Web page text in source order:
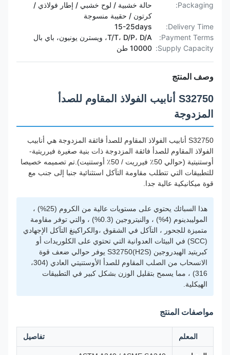
Packaging:
حالة خشبية / لوح خشبي / إطار فولاذي /
كرتون / حقيبة منسوجة
Delivery Time:
15-25days
Payment Terms:
T/T، D/P، D/A، ويسترن يونيون، باي بال
Supply Capacity:
10000 طن
وصف المنتج
S32750 أنابيب الفولاذ المقاوم للصدأ
المزدوجة
S32750 أنابيب الفولاذ المقاوم للصدأ فائقة المزدوجة هي أنابيب
الفولاذ المقاوم للصدأ فائقة المزدوجة ذات بنية صغيرة فيرريتية-
أوستنيتية (حوالي 50٪ فيرريت / 50٪ أوستنيت).تم تصميمه خصيصا
للتطبيقات التي تتطلب مقاومة التآكل استثنائية جنبا إلى جنب مع
قوة ميكانيكية عالية جدا.
هذا السبائك يحتوي على مستويات عالية من الكروم (25%) ،
الموليبدينوم (4%) ، والنيتروجين (0.3%) ، والتي توفر مقاومة
متميزة للجحور ، التآكل في الشقوق ،والكراكينغ التآكل الإجهادي
(SCC) في البيئات العدوانية التي تحتوي على الكلوريدات أو
كبريتيد الهيدروجين (H2S)S32750 يوفر حوالي ضعف قوة
الانسحاب من الصلب المقاوم للصدأ الأوستنيتي العادي (304،
316) ، مما يسمح بتقليل الوزن بشكل كبير في التطبيقات
الهيكلية.
مواصفات المنتج
المعلم تفاصيل